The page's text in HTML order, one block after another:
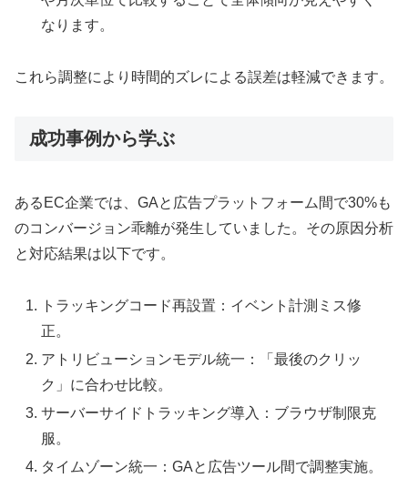
なります。
これら調整により時間的ズレによる誤差は軽減できます。
成功事例から学ぶ
あるEC企業では、GAと広告プラットフォーム間で30%も
のコンバージョン乖離が発生していました。その原因分析
と対応結果は以下です。
トラッキングコード再設置：イベント計測ミス修
正。
アトリビューションモデル統一：「最後のクリッ
ク」に合わせ比較。
サーバーサイドトラッキング導入：ブラウザ制限克
服。
タイムゾーン統一：GAと広告ツール間で調整実施。